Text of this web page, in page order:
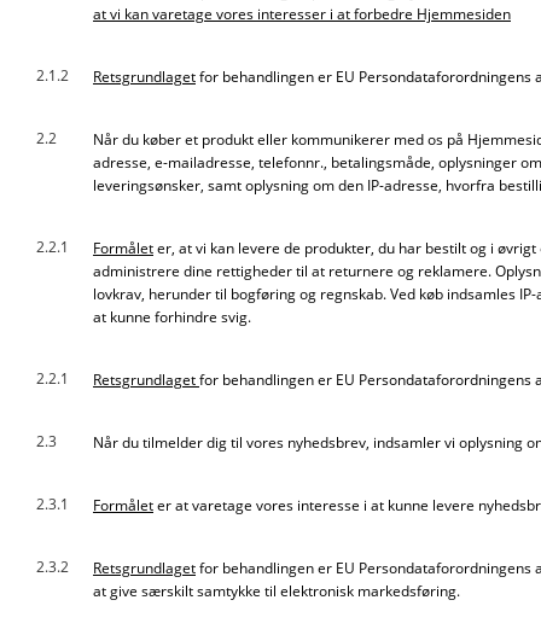
at vi kan varetage vores interesser i at forbedre Hjemmesiden
2.1.2 Retsgrundlagetfor behandlingen er EU Persondataforordningens
2.2
Når du køber et produkt eller kommunikerer med os på
adresse, e-mailadresse, telefonnr., betalingsmåde, oplysninger
leveringsønsker, samt oplysning om den IP-adresse, hvorfra
2.2.1 Formåleter, at vi kan levere de produkter, du har bestilt og i
administrere dine rettigheder til at returnere og reklamere.
lovkrav, herunder til bogføring og regnskab. Ved køb indsamles
at kunne forhindre svig.
2.2.1 Retsgrundlagetfor behandlingen er EU Persondataforordningens
2.3 Når du tilmelder dig til vores nyhedsbrev, indsamler vi oplysning
2.3.1 Formåleter at varetage vores interesse i at kunne levere
2.3.2 Retsgrundlagetfor behandlingen er EU Persondataforordningens
at give særskilt samtykke til elektronisk markedsføring.